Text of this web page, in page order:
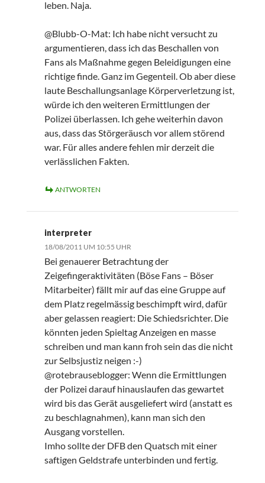
leben. Naja.
@Blubb-O-Mat: Ich habe nicht versucht zu
argumentieren, dass ich das Beschallen von
Fans als Maßnahme gegen Beleidigungen eine
richtige finde. Ganz im Gegenteil. Ob aber diese
laute Beschallungsanlage Körperverletzung ist,
würde ich den weiteren Ermittlungen der
Polizei überlassen. Ich gehe weiterhin davon
aus, dass das Störgeräusch vor allem störend
war. Für alles andere fehlen mir derzeit die
verlässlichen Fakten.
ANTWORTEN
interpreter
18/08/2011 UM 10:55 UHR
Bei genauerer Betrachtung der
Zeigefingeraktivitäten (Böse Fans – Böser
Mitarbeiter) fällt mir auf das eine Gruppe auf
dem Platz regelmässig beschimpft wird, dafür
aber gelassen reagiert: Die Schiedsrichter. Die
könnten jeden Spieltag Anzeigen en masse
schreiben und man kann froh sein das die nicht
zur Selbsjustiz neigen :-)
@rotebrauseblogger: Wenn die Ermittlungen
der Polizei darauf hinauslaufen das gewartet
wird bis das Gerät ausgeliefert wird (anstatt es
zu beschlagnahmen), kann man sich den
Ausgang vorstellen.
Imho sollte der DFB den Quatsch mit einer
saftigen Geldstrafe unterbinden und fertig.